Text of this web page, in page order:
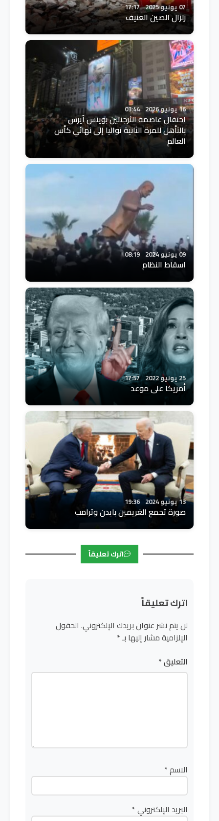
07 يونيو 2025 17:17
زلزال الصين العنيف
16 يونيو 2026 03:44
احتفال عاصمة الأرجنتين بوينس آيرس
بالتأهل للمرة الثانية تواليا إلى نهائي كأس
العالم
09 يونيو 2024 08:19
اسقاط النظام
25 يونيو 2022 17:57
أمريكا على موعد
13 يونيو 2024 19:36
صورة تجمع الغريمين بايدن وترامب
اترك تعليقاً
اترك تعليقاً
لن يتم نشر عنوان بريدك الإلكتروني. الحقول
الإلزامية مشار إليها بـ*
التعليق*
الاسم*
البريد الإلكتروني*